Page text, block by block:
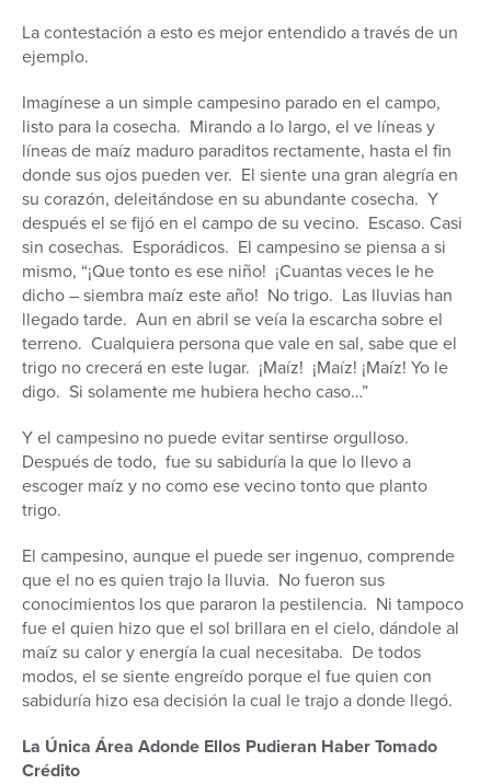
La contestación a esto es mejor entendido a través de un
ejemplo.
Imagínese a un simple campesino parado en el campo,
listo para la cosecha. Mirando a lo largo, el ve líneas y
líneas de maíz maduro paraditos rectamente, hasta el fin
donde sus ojos pueden ver. El siente una gran alegría en
su corazón, deleitándose en su abundante cosecha. Y
después el se fijó en el campo de su vecino. Escaso. Casi
sin cosechas. Esporádicos. El campesino se piensa a si
mismo, “¡Que tonto es ese niño! ¡Cuantas veces le he
dicho – siembra maíz este año! No trigo. Las lluvias han
llegado tarde. Aun en abril se veía la escarcha sobre el
terreno. Cualquiera persona que vale en sal, sabe que el
trigo no crecerá en este lugar. ¡Maíz! ¡Maíz! ¡Maíz! Yo le
digo. Si solamente me hubiera hecho caso…”
Y el campesino no puede evitar sentirse orgulloso.
Después de todo, fue su sabiduría la que lo llevo a
escoger maíz y no como ese vecino tonto que planto
trigo.
El campesino, aunque el puede ser ingenuo, comprende
que el no es quien trajo la lluvia. No fueron sus
conocimientos los que pararon la pestilencia. Ni tampoco
fue el quien hizo que el sol brillara en el cielo, dándole al
maíz su calor y energía la cual necesitaba. De todos
modos, el se siente engreído porque el fue quien con
sabiduría hizo esa decisión la cual le trajo a donde llegó.
La Única Área Adonde Ellos Pudieran Haber Tomado
Crédito